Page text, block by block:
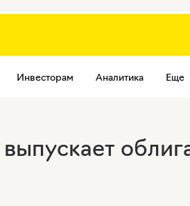
Инвесторам Аналитика Еще